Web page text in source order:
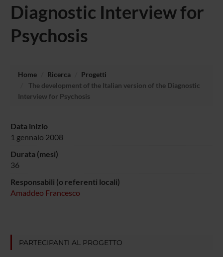
Diagnostic Interview for
Psychosis
Home Ricerca
Progetti
The development of the Italian version of the Diagnostic
Interview for Psychosis
Data inizio
1 gennaio 2008
Durata (mesi)
36
Responsabili (o referenti locali)
Amaddeo Francesco
PARTECIPANTI AL PROGETTO